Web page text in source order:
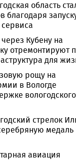
область
благодаря
Кубену на
отремонтируют
для
рощу на
в Вологде
вологодского
стрелок
медаль
авиация